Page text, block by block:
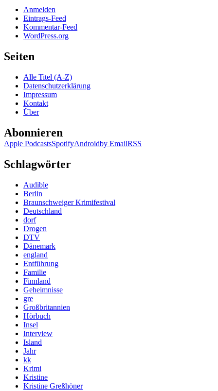
Anmelden
Eintrags-Feed
Kommentar-Feed
WordPress.org
Seiten
Alle Titel (A-Z)
Datenschutzerklärung
Impressum
Kontakt
Über
Abonnieren
Apple PodcastsSpotifyAndroidby EmailRSS
Schlagwörter
Audible
Berlin
Braunschweiger Krimifestival
Deutschland
dorf
Drogen
DTV
Dänemark
england
Entführung
Familie
Finnland
Geheimnisse
gre
Großbritannien
Hörbuch
Insel
Interview
Island
Jahr
kk
Krimi
Kristine
Kristine Greßhöner